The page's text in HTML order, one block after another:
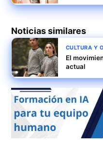
Noticias similares
CULTURA Y
El
actual